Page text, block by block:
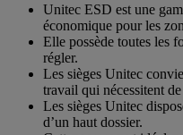
Unitec ESD est une
économique pour les
Elle possède toutes les
régler.
Les sièges Unitec
travail qui nécessitent
Les sièges Unitec
d’un haut dossier.